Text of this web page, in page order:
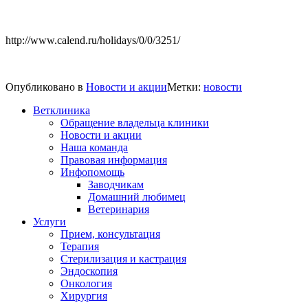
http://www.calend.ru/holidays/0/0/3251/
Опубликовано в Новости и акцииМетки: новости
Ветклиника
Обращение владельца клиники
Новости и акции
Наша команда
Правовая информация
Инфопомощь
Заводчикам
Домашний любимец
Ветеринария
Услуги
Прием, консультация
Терапия
Стерилизация и кастрация
Эндоскопия
Онкология
Хирургия